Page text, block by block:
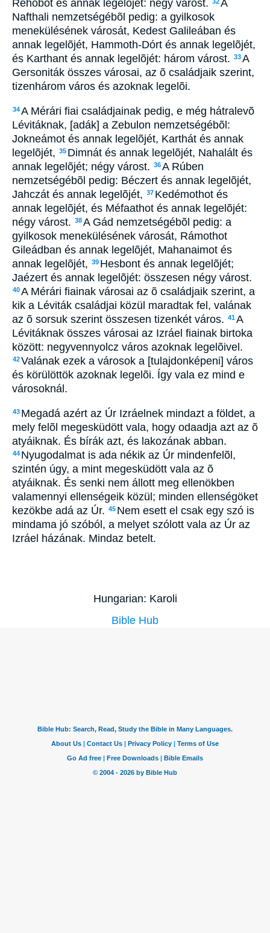
Rehobot és annak legelõjét: négy várost.
A
Nafthali nemzetségébõl pedig: a gyilkosok
menekülésének városát, Kedest Galileában és
annak legelõjét, Hammoth-Dórt és annak legelõjét,
és Karthant és annak legelõjét: három várost. 33A
Gersoniták összes városai, az õ családjaik szerint,
tizenhárom város és azoknak legelõi.
34A Mérári fiai családjainak pedig, e még hátralevõ
Lévitáknak, [adák] a Zebulon nemzetségébõl:
Jokneámot és annak legelõjét, Karthát és annak
legelõjét, 35 Dimnát és annak legelõjét, Nahalált és
annak legelõjét; négy várost. 36A Rúben
nemzetségébõl pedig: Béczert és annak legelõjét,
Jahczát és annak legelõjét, 37 Kedémothot és
annak legelõjét, és Méfaathot és annak legelõjét:
négy várost. 38A Gád nemzetségébõl pedig: a
gyilkosok menekülésének városát, Rámothot
Gileádban és annak legelõjét, Mahanaimot és
annak legelõjét, 39 Hesbont és annak legelõjét;
Jaézert és annak legelõjét: összesen négy várost.
40A Mérári fiainak városai az õ családjaik szerint, a
kik a Léviták családjai közül maradtak fel, valának
az õ sorsuk szerint összesen tizenkét város. 41A
Lévitáknak összes városai az Izráel fiainak birtoka
között: negyvennyolcz város azoknak legelõivel.
42Valának ezek a városok a [tulajdonképeni] város
és körülöttök azoknak legelõi. Így vala ez mind e
városoknál.
43 Megadá azért az Úr Izráelnek mindazt a földet, a
mely felõl megesküdött vala, hogy odaadja azt az õ
atyáiknak. És bírák azt, és lakozának abban.
44 Nyugodalmat is ada nékik az Úr mindenfelõl,
szintén úgy, a mint megesküdött vala az õ
atyáiknak. És senki nem állott meg ellenökben
valamennyi ellenségeik közül; minden ellenségöket
kezökbe adá az Úr. 45 Nem esett el csak egy szó is
mindama jó szóból, a melyet szólott vala az Úr az
Izráel házának. Mindaz betelt.
Hungarian: Karoli
Bible Hub